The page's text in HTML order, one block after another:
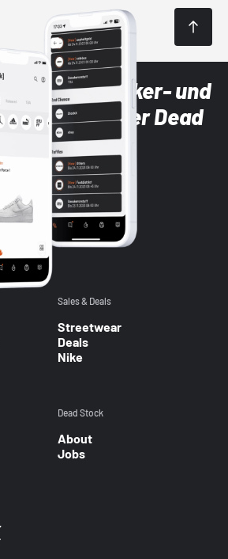
Sneaker- und
mit der Dead
Sales & Deals
Streetwear
Deals
Nike
Dead Stock
About
Jobs